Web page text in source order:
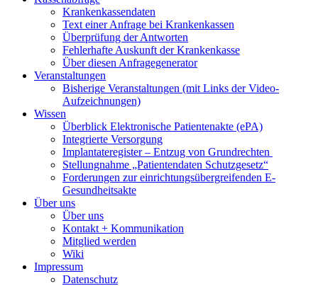
Krankenkassendaten
Text einer Anfrage bei Krankenkassen
Überprüfung der Antworten
Fehlerhafte Auskunft der Krankenkasse
Über diesen Anfragegenerator
Veranstaltungen
Bisherige Veranstaltungen (mit Links der Video-
Aufzeichnungen)
Wissen
Überblick Elektronische Patientenakte (ePA)
Integrierte Versorgung
Implantateregister – Entzug von Grundrechten
Stellungnahme „Patientendaten Schutzgesetz“
Forderungen zur einrichtungsübergreifenden E-
Gesundheitsakte
Über uns
Über uns
Kontakt + Kommunikation
Mitglied werden
Wiki
Impressum
Datenschutz